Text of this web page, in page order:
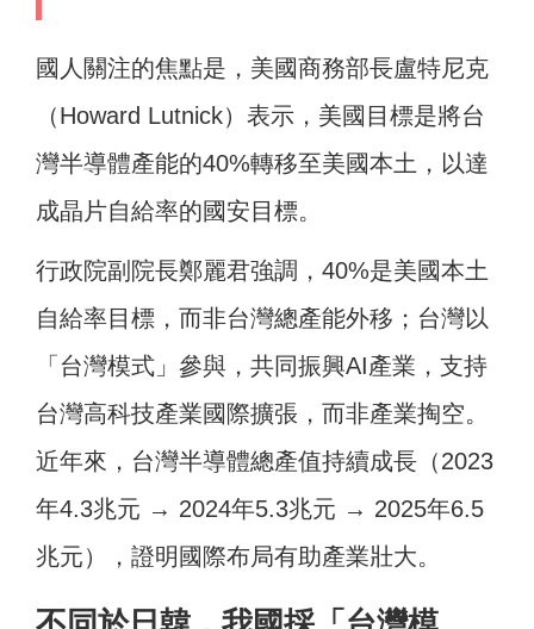
國人關注的焦點是，美國商務部長盧特尼克
（Howard Lutnick）表示，美國目標是將台
灣半導體產能的40%轉移至美國本土，以達
成晶片自給率的國安目標。
行政院副院長鄭麗君強調，40%是美國本土
自給率目標，而非台灣總產能外移；台灣以
「台灣模式」參與，共同振興AI產業，支持
台灣高科技產業國際擴張，而非產業掏空。
近年來，台灣半導體總產值持續成長（2023
年4.3兆元 → 2024年5.3兆元 → 2025年6.5
兆元），證明國際布局有助產業壯大。